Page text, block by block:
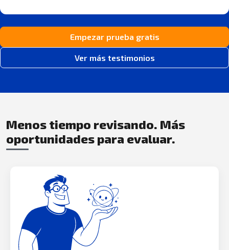
Empezar prueba gratis
Ver más testimonios
Menos tiempo revisando. Más
oportunidades para evaluar.